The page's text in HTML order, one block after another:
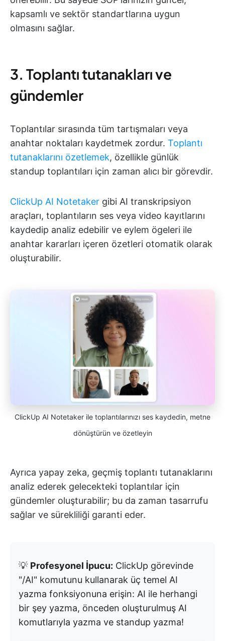
kapsamlı ve sektör standartlarına uygun
olmasını sağlar.
3. Toplantı tutanakları ve
gündemler
Toplantılar sırasında tüm tartışmaları veya
anahtar noktaları kaydetmek zordur. Toplantı
tutanaklarını özetlemek, özellikle günlük
standup toplantıları için zaman alıcı bir görevdir.
ClickUp AI Notetaker gibi AI transkripsiyon
araçları, toplantıların ses veya video kayıtlarını
kaydedip analiz edebilir ve eylem ögeleri ile
anahtar kararları içeren özetleri otomatik olarak
oluşturabilir.
ClickUp AI Notetaker ile toplantılarınızı ses kaydedin, metne
dönüştürün ve özetleyin
Ayrıca yapay zeka, geçmiş toplantı tutanaklarını
analiz ederek gelecekteki toplantılar için
gündemler oluşturabilir; bu da zaman tasarrufu
sağlar ve sürekliliği garanti eder.
💡 Profesyonel İpucu: ClickUp görevinde
"/AI" komutunu kullanarak üç temel AI
yazma fonksiyonuna erişin: AI ile herhangi
bir şey yazma, önceden oluşturulmuş AI
komutlarıyla yazma ve standup yazma!